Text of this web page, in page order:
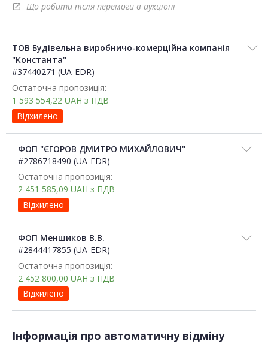
open_in_new Що робити після перемоги в аукціоні
ТОВ Будівельна виробничо-комерційна компанія
"Константа"
#37440271 (UA-EDR)
Остаточна пропозиція:
1 593 554,22 UAH з ПДВ
Відхилено
ФОП "ЄГОРОВ ДМИТРО МИХАЙЛОВИЧ"
#2786718490 (UA-EDR)
Остаточна пропозиція:
2 451 585,09 UAH з ПДВ
Відхилено
ФОП Меншиков В.В.
#2844417855 (UA-EDR)
Остаточна пропозиція:
2 452 800,00 UAH з ПДВ
Відхилено
Інформація про автоматичну відміну